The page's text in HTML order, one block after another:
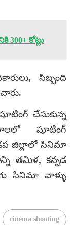
300+ కోట్లు
సిబ్బంది
చేసుకున్న
షూటింగ్
జిల్లాలో సినిమా
తమిళ, కన్నడ
సినిమా వాళ్ళు
cinema shooting